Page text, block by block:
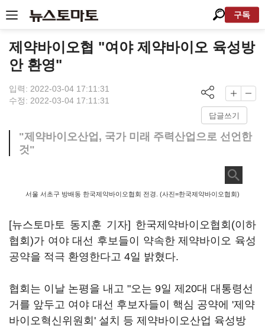
구독
제약바이오협 "여야 제약바이오 육성방
안 환영"
입력: 2022-03-04 17:11:31
수정: 2022-03-04 17:11:31
답글쓰기
"제약바이오산업, 국가 미래 주력산업으로 선언한
것"
서울 서초구 방배동 한국제약바이오협회 전경. (사진=한국제약바이오협회)
[뉴스토마토 동지훈 기자] 한국제약바이오협회(이하
협회)가 여야 대선 후보들이 약속한 제약바이오 육성
공약을 적극 환영한다고 4일 밝혔다.
협회는 이날 논평을 내고 "오는 9일 제20대 대통령선
거를 앞두고 여야 대선 후보자들이 핵심 공약에 '제약
바이오혁신위원회' 설치 등 제약바이오산업 육성방